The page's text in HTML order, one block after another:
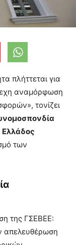
πλήττεται για
αναμόρφωση
τονίζει
των
της ΓΣΕΒΕΕ:
απελευθέρωση